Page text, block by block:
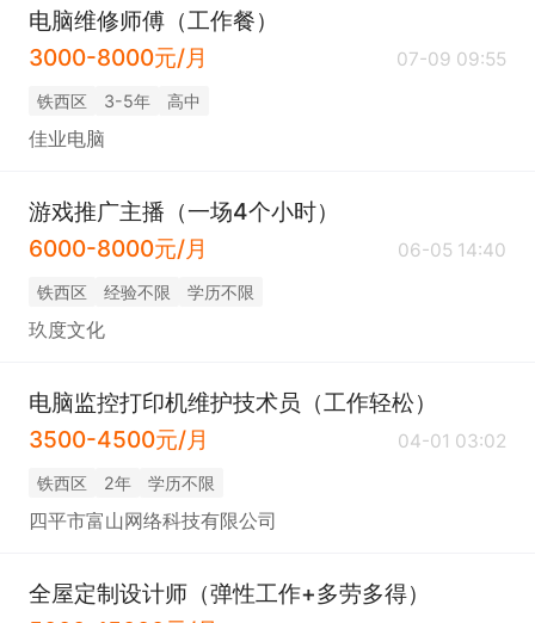
电脑维修师傅（工作餐）
3000-8000元/月
07-09 09:55
铁西区 3-5年 高中
佳业电脑
游戏推广主播（一场4个小时）
6000-8000元/月
06-05 14:40
铁西区 经验不限 学历不限
玖度文化
电脑监控打印机维护技术员（工作轻松）
3500-4500元/月
04-01 03:02
铁西区 2年 学历不限
四平市富山网络科技有限公司
全屋定制设计师（弹性工作+多劳多得）